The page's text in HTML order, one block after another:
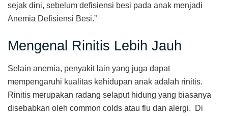
sejak dini, sebelum defisiensi besi pada anak menjadi
Anemia Defisiensi Besi.”
Mengenal Rinitis Lebih Jauh
Selain anemia, penyakit lain yang juga dapat
mempengaruhi kualitas kehidupan anak adalah rinitis.
Rinitis merupakan radang selaput hidung yang biasanya
disebabkan oleh common colds atau flu dan alergi. Di